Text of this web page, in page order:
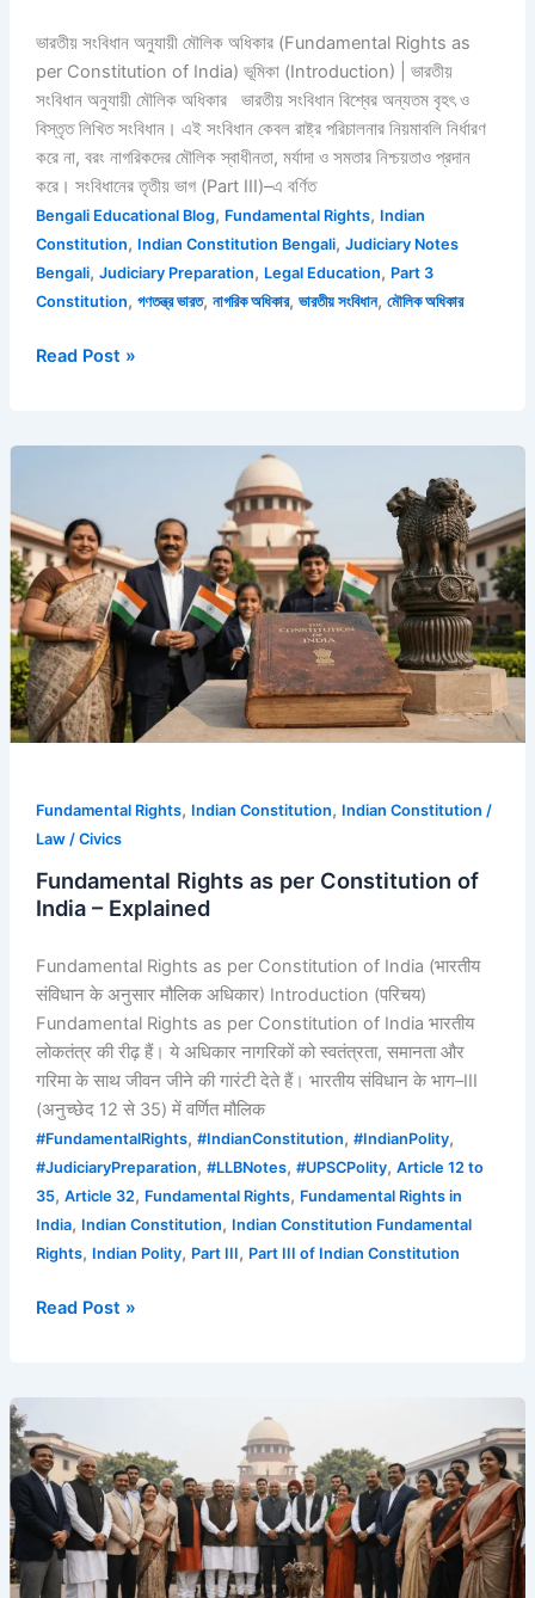
ভারতীয় সংবিধান অনুযায়ী মৌলিক অধিকার (Fundamental Rights as
per Constitution of India) ভূমিকা (Introduction) | ভারতীয়
সংবিধান অনুযায়ী মৌলিক অধিকার ভারতীয় সংবিধান বিশ্বের অন্যতম বৃহৎ ও
বিস্তৃত লিখিত সংবিধান। এই সংবিধান কেবল রাষ্ট্র পরিচালনার নিয়মাবলি নির্ধারণ
করে না, বরং নাগরিকদের মৌলিক স্বাধীনতা, মর্যাদা ও সমতার নিশ্চয়তাও প্রদান
করে। সংবিধানের তৃতীয় ভাগ (Part III)–এ বর্ণিত
Bengali Educational Blog, Fundamental Rights, Indian
Constitution, Indian Constitution Bengali, Judiciary Notes
Bengali, Judiciary Preparation, Legal Education, Part 3
Constitution, গণতন্ত্র ভারত, নাগরিক অধিকার, ভারতীয় সংবিধান, মৌলিক অধিকার
Read Post »
Fundamental Rights, Indian Constitution, Indian Constitution /
Law / Civics
Fundamental Rights as per Constitution of
India – Explained
Fundamental Rights as per Constitution of India (भारतीय
संविधान के अनुसार मौलिक अधिकार) Introduction (परिचय)
Fundamental Rights as per Constitution of India भारतीय
लोकतंत्र की रीढ़ हैं। ये अधिकार नागरिकों को स्वतंत्रता, समानता और
गरिमा के साथ जीवन जीने की गारंटी देते हैं। भारतीय संविधान के भाग–III
(अनुच्छेद 12 से 35) में वर्णित मौलिक
#FundamentalRights, #IndianConstitution, #IndianPolity,
#JudiciaryPreparation, #LLBNotes, #UPSCPolity, Article 12 to
35, Article 32, Fundamental Rights, Fundamental Rights in
India, Indian Constitution, Indian Constitution Fundamental
Rights, Indian Polity, Part III, Part III of Indian Constitution
as
per
Constitution
of
India
–
Explained
Read Post »
में
बंधुत्व
का
अर्थ,
महत्व
और